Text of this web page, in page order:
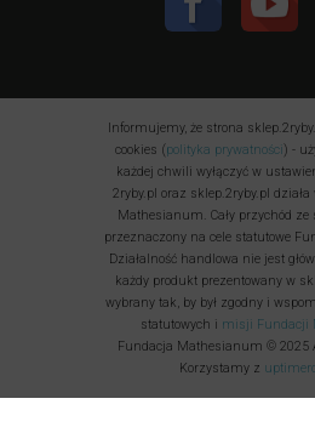
Informujemy, że strona
cookies (polityka prywatności) -
każdej chwili wyłączyć w
2ryby.pl oraz sklep.2ryby.pl
Mathesianum. Cały przychód ze
przeznaczony na cele statutowe
Działalność handlowa nie jest
każdy produkt prezentowany w
wybrany tak, by był zgodny i
statutowych i misji Fundacji
Fundacja Mathesianum © 2025
Korzystamy z